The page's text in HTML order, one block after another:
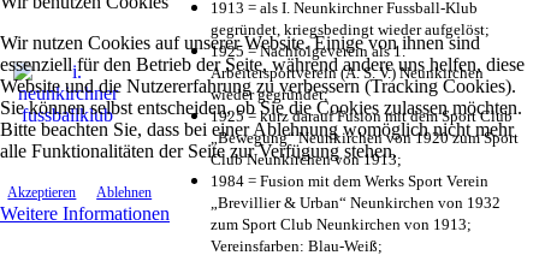
Wir nutzen Cookies auf unserer Website. Einige von ihnen sind
essenziell für den Betrieb der Seite, während andere uns helfen, diese
Website und die Nutzererfahrung zu verbessern (Tracking Cookies).
Sie können selbst entscheiden, ob Sie die Cookies zulassen möchten.
Bitte beachten Sie, dass bei einer Ablehnung womöglich nicht mehr
alle Funktionalitäten der Seite zur Verfügung stehen.
Akzeptieren Ablehnen
Weitere Informationen
1913 = als I. Neunkirchner Fussball-Klub
gegründet, kriegsbedingt wieder aufgelöst;
1925 = Nachfolgeverein als 1.
Arbeitersportverein (A. S. V.) Neunkirchen
wieder gegründet;
1925 = kurz darauf Fusion mit dem Sport Club
„Bewegung“ Neunkirchen von 1920 zum Sport
Club Neunkirchen von 1913;
1984 = Fusion mit dem Werks Sport Verein
„Brevillier & Urban“ Neunkirchen von 1932
zum Sport Club Neunkirchen von 1913;
Vereinsfarben: Blau-Weiß;